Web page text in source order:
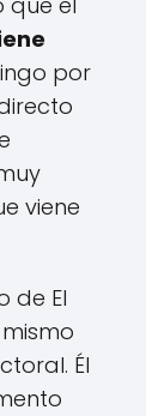
por
viene
de El
Él